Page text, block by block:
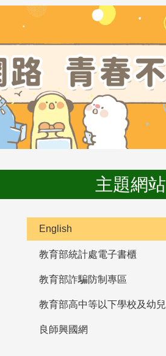
主題網站
English
教育部統計處電子書櫃
教育部詐騙防制專區
良師興國網